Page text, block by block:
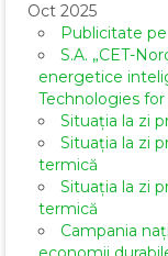
Oct 2025
Publicitate
S.A. „CET-
energetice
Technologies
Situația la zi
Situația la zi
termică
Situația la zi
termică
Campania